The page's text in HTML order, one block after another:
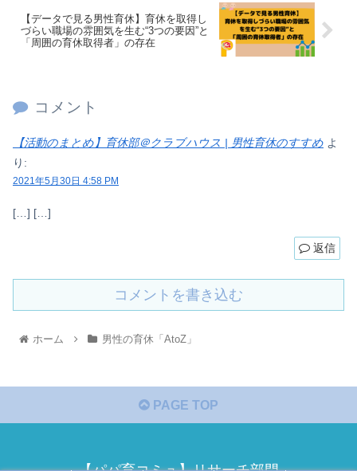
【データで見る男性育休】育休を取得し
づらい職場の雰囲気を生む“3つの要因”と
「周囲の育休取得者」の存在
コメント
【活動のまとめ】育休部＠クラブハウス | 男性育休のすすめ よ
り:
2021年5月30日 4:58 PM
[…] […]
返信
コメントを書き込む
ホーム 男性の育休「AtoZ」
PAGE TOP